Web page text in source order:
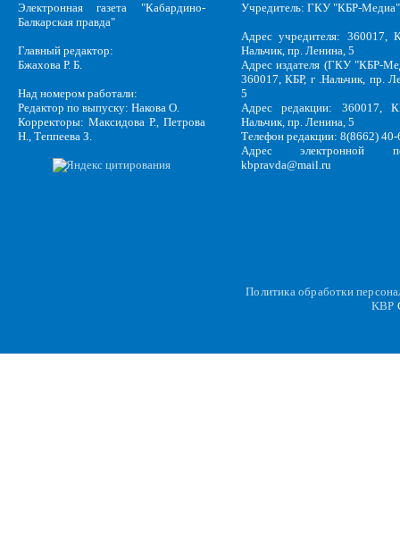
Электронная газета "Кабардино-
Балкарская правда"
Главный редактор:
Бжахова Р. Б.
Над номером работали:
Редактор по выпуску: Накова О.
Корректоры: Максидова Р., Петрова
Н., Теппеева З.
Учредитель: ГКУ "КБР-Медиа"
Адрес учредителя: 360017,
Нальчик, пр. Ленина, 5
Адрес издателя (ГКУ "КБР-
360017, КБР, г .Нальчик, пр.
5
Адрес редакции: 360017,
Нальчик, пр. Ленина, 5
Телефон редакции: 8(8662)
Адрес электронной
kbpravda@mail.ru
Политика обработки
KBP